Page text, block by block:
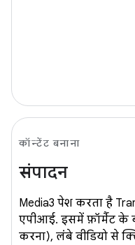
कॉन्टेंट बनाना
संपादन
Media3 पेश करता है
एपीआई. इसमें फ़ॉर्मैट के
करना), लंबे वीडियो से